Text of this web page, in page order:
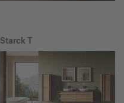
Starck T